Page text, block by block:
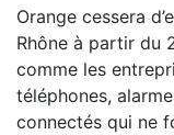
Orange cessera
Rhône à partir du
comme les
téléphones,
connectés qui ne